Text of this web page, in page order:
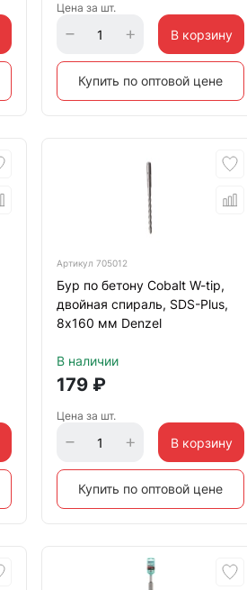
Цена за шт.
В корзину
Купить по оптовой цене
Артикул705012
Бур по бетону Cobalt W-tip,
двойная спираль, SDS-Plus,
8х160 мм Denzel
В наличии
179 ₽
Цена за шт.
В корзину
Купить по оптовой цене